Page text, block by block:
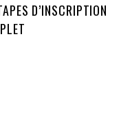
D’INSCRIPTION